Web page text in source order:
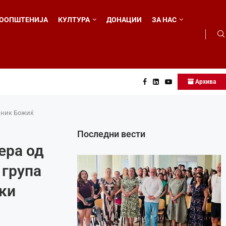
КУЛТУРА ДОНАЦИИ ЗА НАС
Архива
Божиќ
од
Последни вести